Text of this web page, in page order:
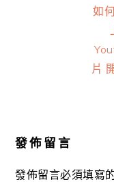
如
片
發佈留言
發佈留言必須填寫